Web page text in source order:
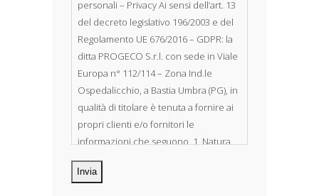
personali – Privacy Ai sensi dell’art. 13
del decreto legislativo 196/2003 e del
Regolamento UE 676/2016 – GDPR: la
ditta PROGECO S.r.l. con sede in Viale
Europa n° 112/114 – Zona Ind.le
Ospedalicchio, a Bastia Umbra (PG), in
qualità di titolare è tenuta a fornire ai
propri clienti e/o fornitori le
informazioni che seguono. 1. Natura
dei dati personali Costituiscono
oggetto di trattamento i Suoi dati